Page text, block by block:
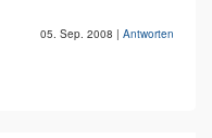
05. Sep. 2008 | Antworten